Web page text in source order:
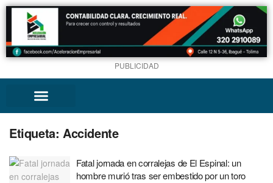
PUBLICIDAD
Etiqueta: Accidente
Fatal jornada en corralejas de El Espinal: un
hombre murió tras ser embestido por un toro